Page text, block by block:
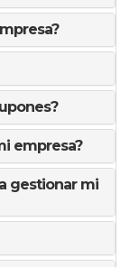
empresa?
gestionar mi